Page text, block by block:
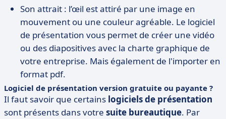
Son attrait : l’œil est attiré par une image en
mouvement ou une couleur agréable. Le logiciel
de présentation vous permet de créer une vidéo
ou des diapositives avec la charte graphique de
votre entreprise. Mais également de l'importer en
format pdf.
Logiciel de présentation version gratuite ou payante ?
Il faut savoir que certains logiciels de présentation
sont présents dans votre suite bureautique. Par